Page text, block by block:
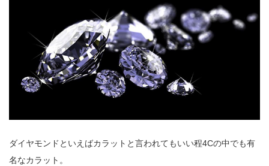
ダイヤモンドといえばカラットと言われてもいい程4Cの中でも有
名なカラット。